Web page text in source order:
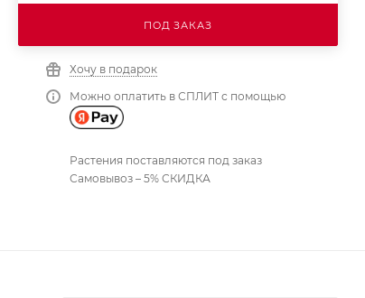
ПОД ЗАКАЗ
Хочу в подарок
Можно оплатить в СПЛИТ с помощью
Растения поставляются под заказ
Самовывоз – 5% СКИДКА